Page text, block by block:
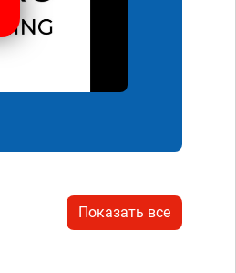
Показать все